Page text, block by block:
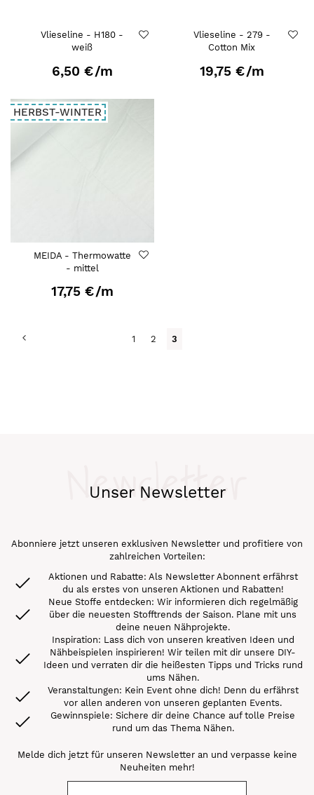
Vlieseline - H180 -
weiß
6,50 €/m
Vlieseline - 279 -
Cotton Mix
19,75 €/m
HERBST-WINTER
MEIDA - Thermowatte
- mittel
17,75 €/m
Seite
1 Seite
2 Du
3
Unser Newsletter
Newsletter
Abonniere jetzt unseren exklusiven Newsletter und profitiere von
zahlreichen Vorteilen:
Aktionen und Rabatte: Als Newsletter Abonnent erfährst
du als erstes von unseren Aktionen und Rabatten!
Neue Stoffe entdecken: Wir informieren dich regelmäßig
über die neuesten Stofftrends der Saison. Plane mit uns
deine neuen Nähprojekte.
Inspiration: Lass dich von unseren kreativen Ideen und
Nähbeispielen inspirieren! Wir teilen mit dir unsere DIY-
Ideen und verraten dir die heißesten Tipps und Tricks rund
ums Nähen.
Veranstaltungen: Kein Event ohne dich! Denn du erfährst
vor allen anderen von unseren geplanten Events.
Gewinnspiele: Sichere dir deine Chance auf tolle Preise
rund um das Thema Nähen.
Melde dich jetzt für unseren Newsletter an und verpasse keine
Neuheiten mehr!